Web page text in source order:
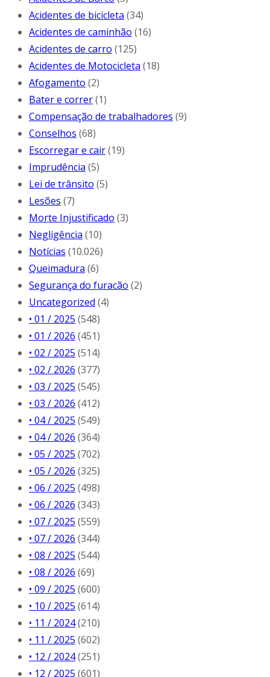
Acidentes de bicicleta (34)
Acidentes de caminhão (16)
Acidentes de carro (125)
Acidentes de Motocicleta (18)
Afogamento (2)
Bater e correr(1)
Compensação de trabalhadores (9)
Conselhos (68)
Escorregar e cair(19)
Imprudência (5)
Lei de trânsito (5)
Lesões (7)
Morte Injustificado (3)
Negligência (10)
Notícias (10.026)
Queimadura (6)
Segurança do furacão (2)
Uncategorized (4)
• 01 / 2025 (548)
• 01 / 2026 (451)
• 02 / 2025 (514)
• 02 / 2026 (377)
• 03 / 2025 (545)
• 03 / 2026 (412)
• 04 / 2025 (549)
• 04 / 2026 (364)
• 05 / 2025 (702)
• 05 / 2026 (325)
• 06 / 2025 (498)
• 06 / 2026 (343)
• 07 / 2025 (559)
• 07 / 2026 (344)
• 08 / 2025 (544)
• 08 / 2026 (69)
• 09 / 2025 (600)
• 10 / 2025 (614)
• 11 / 2024(210)
• 11 / 2025 (602)
• 12 / 2024(251)
• 12 / 2025 (601)